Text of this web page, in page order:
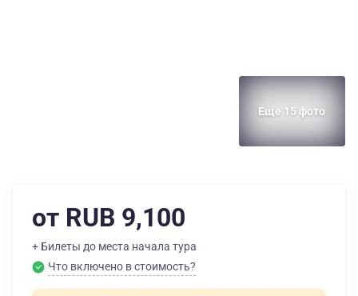
Еще 15 фото
от RUB 9,100
+ Билеты до места начала тура
Что включено в стоимость?